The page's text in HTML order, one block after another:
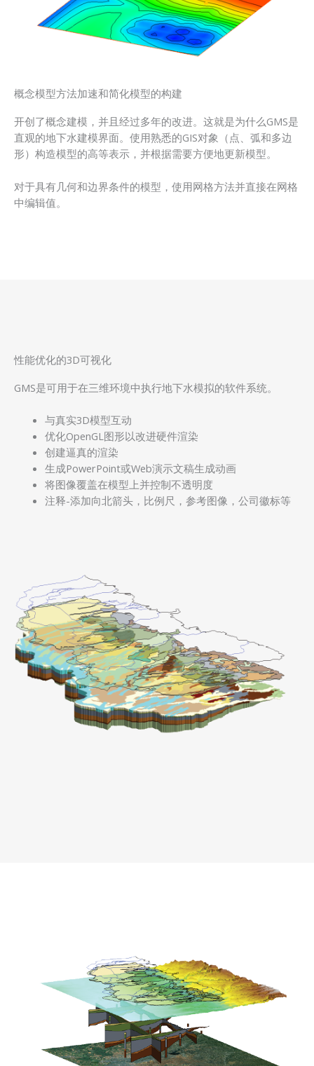
概念模型方法加速和简化模型的构建
开创了概念建模，并且经过多年的改进。这就是为什么GMS是
直观的地下水建模界面。使用熟悉的GIS对象（点、弧和多边
形）构造模型的高等表示，并根据需要方便地更新模型。
对于具有几何和边界条件的模型，使用网格方法并直接在网格
中编辑值。
性能优化的3D可视化
GMS是可用于在三维环境中执行地下水模拟的软件系统。
与真实3D模型互动
优化OpenGL图形以改进硬件渲染
创建逼真的渲染
生成PowerPoint或Web演示文稿生成动画
将图像覆盖在模型上并控制不透明度
注释-添加向北箭头，比例尺，参考图像，公司徽标等